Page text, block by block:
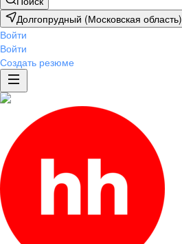
Долгопрудный (Московская область)
Войти
Войти
Создать резюме